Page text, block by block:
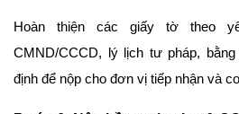
Hoàn thiện các giấy tờ theo
CMND/CCCD, lý lịch tư pháp,
định để nộp cho đơn vị tiếp nhận và